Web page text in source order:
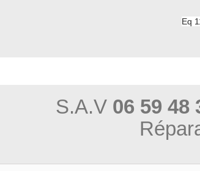
Eq
S.A.V 06 59 48